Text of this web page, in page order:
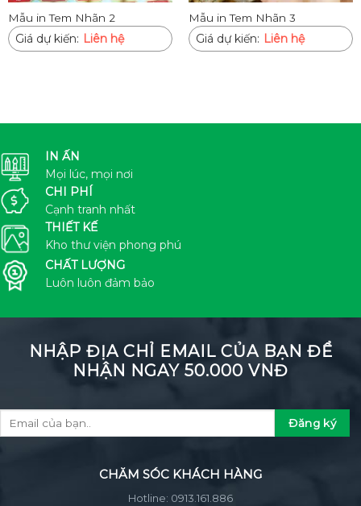
Mẫu in Tem Nhãn 2
Giá dự kiến: Liên hệ
Mẫu in Tem Nhãn 3
Giá dự kiến: Liên hệ
IN ẤN
Mọi lúc, mọi nơi
CHI PHÍ
Cạnh tranh nhất
THIẾT KẾ
Kho thư viện phong phú
CHẤT LƯỢNG
Luôn luôn đảm bảo
NHẬP ĐỊA CHỈ EMAIL CỦA BẠN ĐỂ
NHẬN NGAY 50.000 VNĐ
CHĂM SÓC KHÁCH HÀNG
Hotline: 0913.161.886